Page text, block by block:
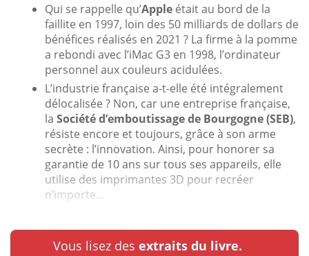
Qui se rappelle qu’Apple était au bord de la
faillite en 1997, loin des 50 milliards de dollars de
bénéfices réalisés en 2021 ? La firme à la pomme
a rebondi avec l’iMac G3 en 1998, l’ordinateur
personnel aux couleurs acidulées.
L’industrie française a-t-elle été intégralement
délocalisée ? Non, car une entreprise française,
la Société d’emboutissage de Bourgogne (SEB),
résiste encore et toujours, grâce à son arme
secrète : l’innovation. Ainsi, pour honorer sa
garantie de 10 ans sur tous ses appareils, elle
utilise des imprimantes 3D pour recréer
n’importe...
Vous lisez des extraits du livre.